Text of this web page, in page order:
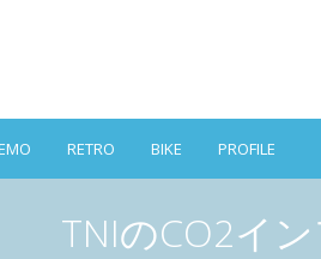
RETRO BIKE PROFILE
TNIのCO2イ